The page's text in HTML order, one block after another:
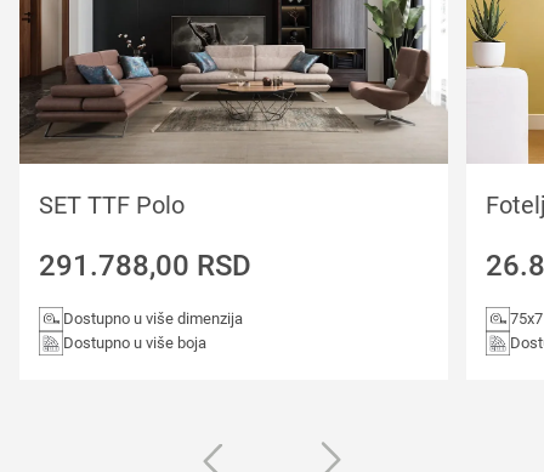
SET TTF Polo
291.788,00 RSD
Dostupno u više dimenzija
Dostupno u više boja